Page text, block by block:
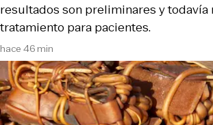
hace 46 min
resultados son preliminares y todavía
tratamiento para pacientes.